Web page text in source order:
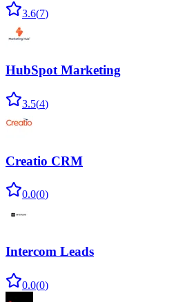
3.6(7)
HubSpot Marketing
3.5(4)
Creatio CRM
0.0(0)
Intercom Leads
0.0(0)